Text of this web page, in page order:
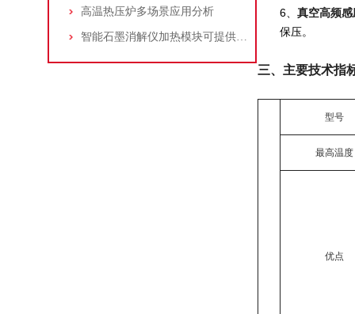
高温热压炉多场景应用分析
智能石墨消解仪加热模块可提供稳定且可调控的高温环境
6、 真空高频
保压。
三、主要技术指
型号
最高温度
优点